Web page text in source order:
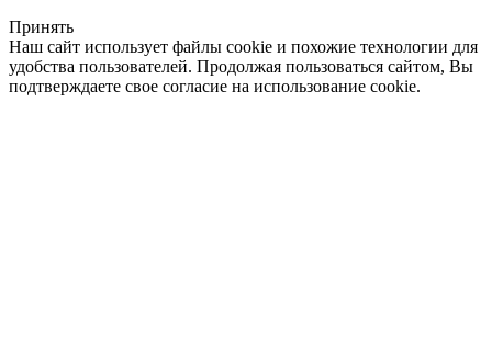
Принять
Наш сайт использует файлы cookie и похожие технологии для
удобства пользователей. Продолжая пользоваться сайтом, Вы
подтверждаете свое согласие на использование cookie.